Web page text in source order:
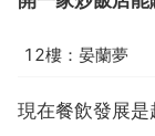
12樓：晏蘭夢
現在餐飲發展是